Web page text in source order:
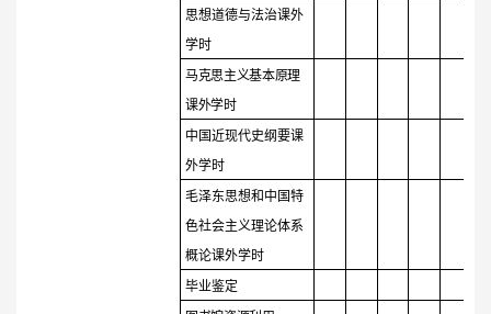
思想道德与法治课外
学时
马克思主义基本原理
课外学时
中国近现代史纲要课
外学时
毛泽东思想和中国特
色社会主义理论体系
概论课外学时
毕业鉴定